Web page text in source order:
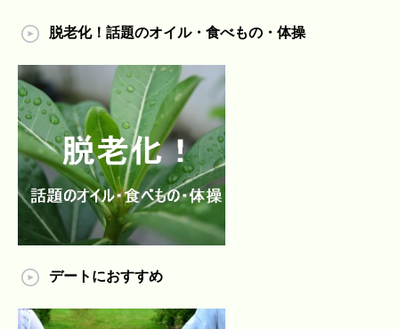
脱老化！話題のオイル・食べもの・体操
デートにおすすめ